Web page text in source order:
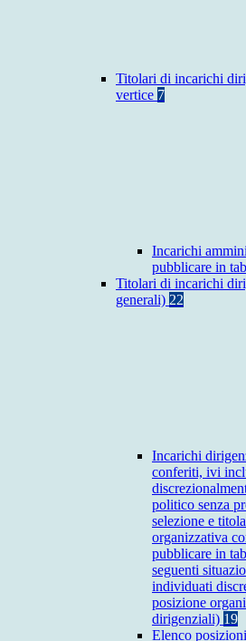
Titolari di incarichi
vertice 7
Incarichi
pubblicare in
Titolari di incarichi
generali) 22
Incarichi
conferiti, ivi
politico senza
selezione e
organizzativa
pubblicare in
seguenti
individuati
posizione
dirigenziali) 19
Elenco